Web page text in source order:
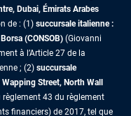
Dubai, Émirats Arabes
de : (1) succursale italienne :
(CONSOB) (Giovanni
à l’Article 27 de la
; (2) succursale
Street, North Wall
43 du règlement
financiers) de 2017, tel que